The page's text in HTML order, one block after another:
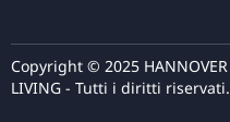
Copyright © 2025 HANNOVER
LIVING - Tutti i diritti riservati.